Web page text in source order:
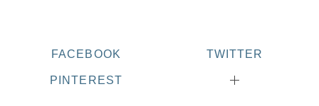
FACEBOOK TWITTER
PINTEREST